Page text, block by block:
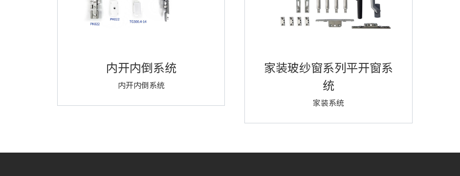
内开内倒系统
内开内倒系统
家装玻纱窗系列平开窗系
统
家装系统